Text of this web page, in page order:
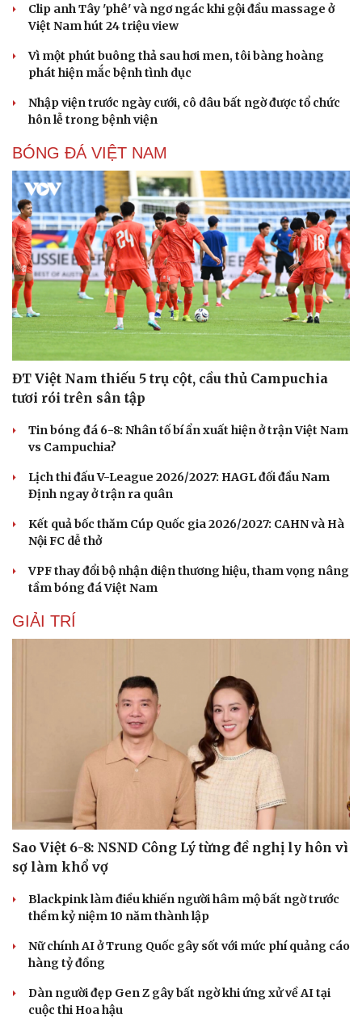
Sức khỏe
Dinh dưỡng - món ngon
Cây thuốc
Nhi khoa
Nam khoa
Phòng mạch online
Ăn sạch sống khỏe
Nhà đẹp
Clip anh Tây 'phê' và ngơ ngác khi gội đầu massage ở
Việt Nam hút 24 triệu view
Vì một phút buông thả sau hơi men, tôi bàng hoàng
phát hiện mắc bệnh tình dục
Nhập viện trước ngày cưới, cô dâu bất ngờ được tổ chức
hôn lễ trong bệnh viện
BÓNG ĐÁ VIỆT NAM
ĐT Việt Nam thiếu 5 trụ cột, cầu thủ Campuchia
tươi rói trên sân tập
Tin bóng đá 6-8: Nhân tố bí ẩn xuất hiện ở trận Việt Nam
vs Campuchia?
Lịch thi đấu V-League 2026/2027: HAGL đối đầu Nam
Định ngay ở trận ra quân
Kết quả bốc thăm Cúp Quốc gia 2026/2027: CAHN và Hà
Nội FC dễ thở
VPF thay đổi bộ nhận diện thương hiệu, tham vọng nâng
tầm bóng đá Việt Nam
GIẢI TRÍ
Sao Việt 6-8: NSND Công Lý từng đề nghị ly hôn vì
sợ làm khổ vợ
Blackpink làm điều khiến người hâm mộ bất ngờ trước
thềm kỷ niệm 10 năm thành lập
Nữ chính AI ở Trung Quốc gây sốt với mức phí quảng cáo
hàng tỷ đồng
Dàn người đẹp Gen Z gây bất ngờ khi ứng xử về AI tại
cuộc thi Hoa hậu